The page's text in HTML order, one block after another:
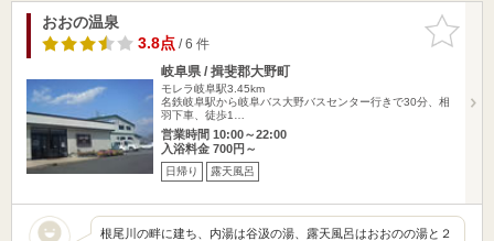
お気に入
りに追加
おおの温泉
3.8点/ 6 件
岐阜県 / 揖斐郡大野町
モレラ岐阜駅3.45km
名鉄岐阜駅から岐阜バス大野バスセンター行きで30分、相
羽下車、徒歩1…
営業時間 10:00～22:00
入浴料金 700円～
日帰り 露天風呂
根尾川の畔に建ち、内湯は谷汲の湯、露天風呂はおおのの湯と２